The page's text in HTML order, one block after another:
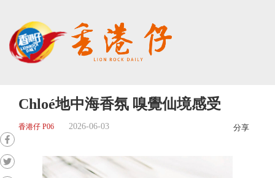
Chloé地中海香氛 嗅覺仙境感受
香港仔 P06 2026-06-03 分享